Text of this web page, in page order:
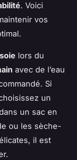
. Voici
vos
lors du
avec de l’eau
Si
un
un sac en
ou les sèche-
il est